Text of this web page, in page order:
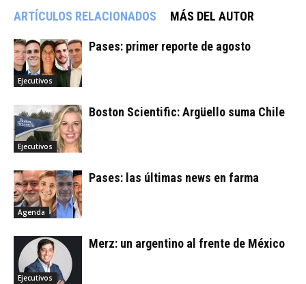
ARTÍCULOS RELACIONADOS MÁS DEL AUTOR
Ejecutivos
Pases: primer reporte de agosto
Ejecutivos
Boston Scientific: Argüello suma Chile
Agenda
Pases: las últimas news en farma
Ejecutivos
Merz: un argentino al frente de México